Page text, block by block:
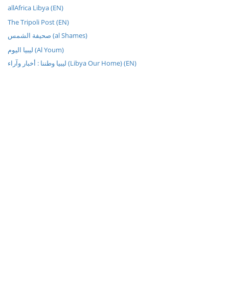
allAfrica Libya (EN)
The Tripoli Post (EN)
صحيفة الشمس (al Shames)
ليبيا اليوم (Al Youm)
ليبيا وطننا : أخبار وآراء (Libya Our Home) (EN)